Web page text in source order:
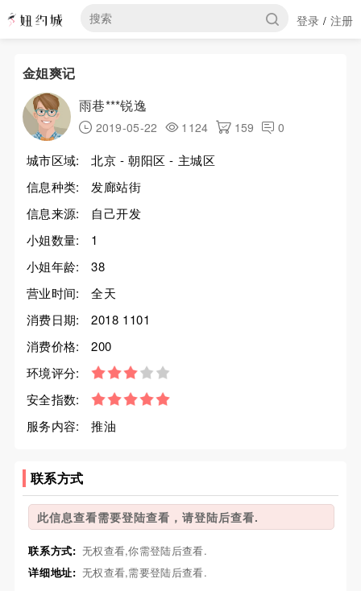
登录 / 注册
金姐爽记
雨巷***锐逸
2019-05-22 1124 159 0
城市区域:
北京 - 朝阳区 - 主城区
信息种类:
发廊站街
信息来源:
自己开发
小姐数量:
1
小姐年龄:
38
营业时间:
全天
消费日期:
2018 1101
消费价格:
200
环境评分:
安全指数:
服务内容:
推油
联系方式
此信息查看需要登陆查看，请登陆后查看.
联系方式: 无权查看,你需登陆后查看.
详细地址: 无权查看,需要登陆后查看.